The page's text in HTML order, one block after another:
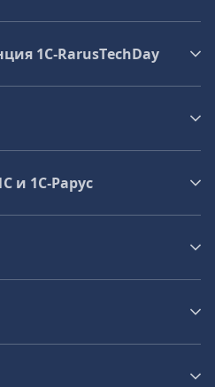
1C‑RarusTechDay
и 1С‑Рарус